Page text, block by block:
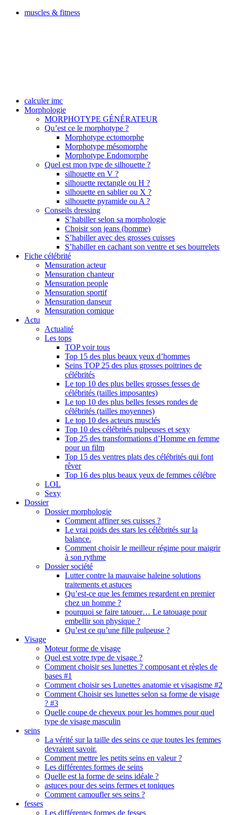
muscles & fitness
calculer imc
Morphologie
MORPHOTYPE GÉNÉRATEUR
Qu’est ce le morphotype ?
Morphotype ectomorphe
Morphotype mésomorphe
Morphotype Endomorphe
Quel est mon type de silhouette ?
silhouette en V ?
silhouette rectangle ou H ?
silhouette en sablier ou X ?
silhouette pyramide ou A ?
Conseils dressing
S’habiller selon sa morphologie
Choisir son jeans (homme)
S’habiller avec des grosses cuisses
S’habiller en cachant son ventre et ses bourrelets
Fiche célébrité
Mensuration acteur
Mensuration chanteur
Mensuration people
Mensuration sportif
Mensuration danseur
Mensuration comique
Actu
Actualité
Les tops
TOP voir tous
Top 15 des plus beaux yeux d’hommes
Seins TOP 25 des plus grosses poitrines de
célébrités
Le top 10 des plus belles grosses fesses de
célébrités (tailles imposantes)
Le top 10 des plus belles fesses rondes de
célébrités (tailles moyennes)
Le top 10 des acteurs musclés
Top 10 des célébrités pulpeuses et sexy
Top 25 des transformations d’Homme en femme
pour un film
Top 15 des ventres plats des célébrités qui font
rêver
Top 16 des plus beaux yeux de femmes célébre
LOL
Sexy
Dossier
Dossier morphologie
Comment affiner ses cuisses ?
Le vrai poids des stars les célébrités sur la
balance.
Comment choisir le meilleur régime pour maigrir
à son rythme
Dossier société
Lutter contre la mauvaise haleine solutions
traitements et astuces
Qu’est-ce que les femmes regardent en premier
chez un homme ?
pourquoi se faire tatouer… Le tatouage pour
embellir son physique ?
Qu’est ce qu’une fille pulpeuse ?
Visage
Moteur forme de visage
Quel est votre type de visage ?
Comment choisir ses lunettes ? composant et règles de
bases #1
Comment choisir ses Lunettes anatomie et visagisme #2
Comment Choisir ses lunettes selon sa forme de visage
? #3
Quelle coupe de cheveux pour les hommes pour quel
type de visage masculin
seins
La vérité sur la taille des seins ce que toutes les femmes
devraient savoir.
Comment mettre les petits seins en valeur ?
Les différentes formes de seins
Quelle est la forme de seins idéale ?
astuces pour des seins fermes et toniques
Comment camoufler ses seins ?
fesses
Les différentes formes de fesses